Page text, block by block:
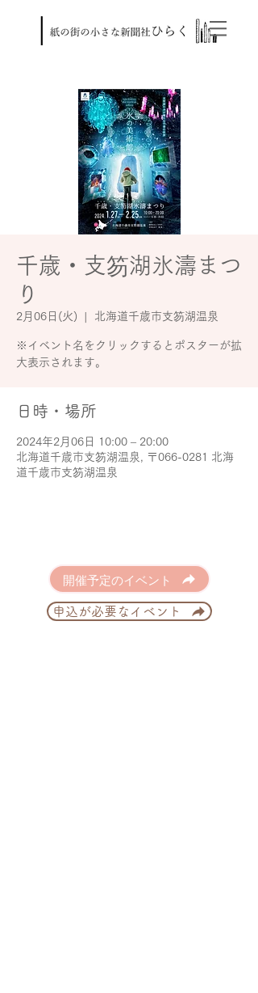
千歳・支笏湖氷濤まつ
り
2月06日(火) 北海道千歳市支笏湖温泉
※イベント名をクリックするとポスターが拡
大表示されます。
日時・場所
2024年2月06日 10:00 – 20:00
北海道千歳市支笏湖温泉, 〒066-0281 北海
道千歳市支笏湖温泉
開催予定のイベント
申込が必要なイベント